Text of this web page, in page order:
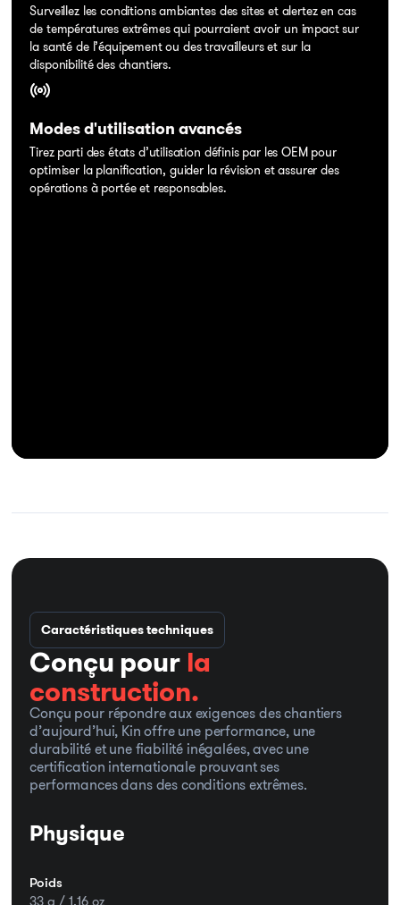
Surveillez les conditions ambiantes des sites et alertez en cas
de températures extrêmes qui pourraient avoir un impact sur
la santé de l’équipement ou des travailleurs et sur la
disponibilité des chantiers.
Modes d'utilisation avancés
Tirez parti des états d’utilisation définis par les OEM pour
optimiser la planification, guider la révision et assurer des
opérations à portée et responsables.
Caractéristiques techniques
Conçu pour la
construction.
Conçu pour répondre aux exigences des chantiers
d’aujourd’hui, Kin offre une performance, une
durabilité et une fiabilité inégalées, avec une
certification internationale prouvant ses
performances dans des conditions extrêmes.
Physique
Poids